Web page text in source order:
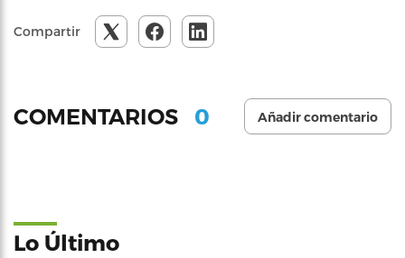
Compartir
COMENTARIOS 0 Añadir comentario
Lo Último